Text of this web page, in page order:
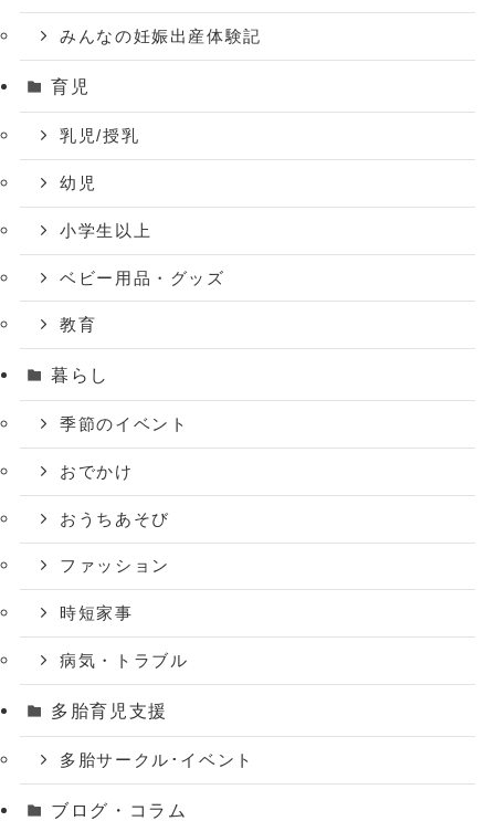
みんなの妊娠出産体験記
育児
乳児/授乳
幼児
小学生以上
ベビー用品・グッズ
教育
暮らし
季節のイベント
おでかけ
おうちあそび
ファッション
時短家事
病気・トラブル
多胎育児支援
多胎サークル･イベント
ブログ・コラム